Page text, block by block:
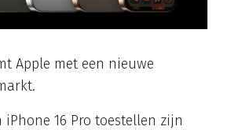
Apple met een nieuwe
iPhone 16 Pro toestellen zijn